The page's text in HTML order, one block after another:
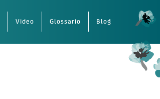
Video Glossario Blog